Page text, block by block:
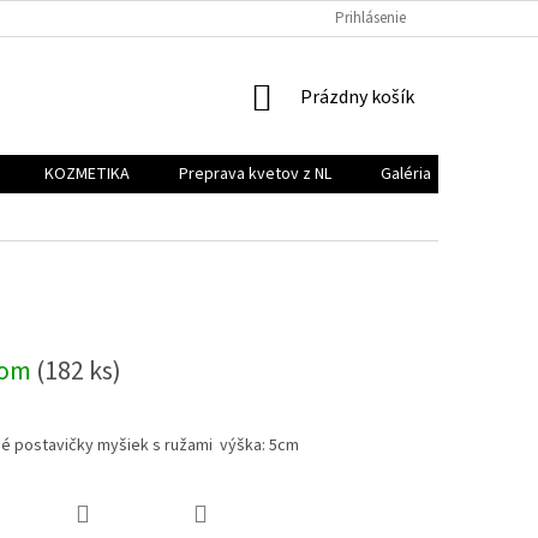
KONTAKT
Prihlásenie
NÁKUPNÝ
Prázdny košík
KOZMETIKA Preprava kvetov z NL Galéria
(182 ks)
postavičky myšiek s ružami výška: 5cm